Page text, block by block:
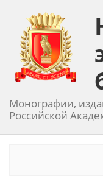
Монографии,
Российской